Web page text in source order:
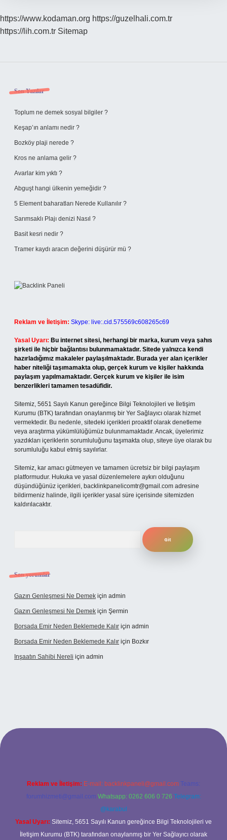
https://www.kodaman.org https://guzelhali.com.tr
https://lih.com.tr Sitemap
Sidebar
Son Yazılar
Toplum ne demek sosyal bilgiler ?
Keşap’ın anlamı nedir ?
Bozköy plaji nerede ?
Kros ne anlama gelir ?
Avarlar kim yıktı ?
Abguşt hangi ülkenin yemeğidir ?
5 Element baharatları Nerede Kullanılır ?
Sarımsaklı Plajı denizi Nasıl ?
Basit kesri nedir ?
Tramer kaydı aracın değerini düşürür mü ?
Reklam ve İletişim: Skype: live:.cid.575569c608265c69
Yasal Uyarı: Bu internet sitesi, herhangi bir marka, kurum veya şahıs
şirketi ile hiçbir bağlantısı bulunmamaktadır. Sitede yalnızca kendi
hazırladığımız makaleler paylaşılmaktadır. Burada yer alan içerikler
haber niteliği taşımamakta olup, gerçek kurum ve kişiler hakkında
paylaşım yapılmamaktadır. Gerçek kurum ve kişiler ile isim
benzerlikleri tamamen tesadüfidir.
Sitemiz, 5651 Sayılı Kanun gereğince Bilgi Teknolojileri ve İletişim
Kurumu (BTK) tarafından onaylanmış bir Yer Sağlayıcı olarak hizmet
vermektedir. Bu nedenle, sitedeki içerikleri proaktif olarak denetleme
veya araştırma yükümlülüğümüz bulunmamaktadır. Ancak, üyelerimiz
yazdıkları içeriklerin sorumluluğunu taşımakta olup, siteye üye olarak bu
sorumluluğu kabul etmiş sayılırlar.
Sitemiz, kar amacı gütmeyen ve tamamen ücretsiz bir bilgi paylaşım
platformudur. Hukuka ve yasal düzenlemelere aykırı olduğunu
düşündüğünüz içerikleri, backlinkpanelicomtr@gmail.com adresine
bildirmeniz halinde, ilgili içerikler yasal süre içerisinde sitemizden
kaldırılacaktır.
Son yorumlar
Gazın Genleşmesi Ne Demek için admin
Gazın Genleşmesi Ne Demek için Şermin
Borsada Emir Neden Beklemede Kalır için admin
Borsada Emir Neden Beklemede Kalır için Bozkır
Inşaatın Sahibi Nereli için admin
Reklam ve İletişim: E-mail: backlinkpaneli@gmail.com Teams:
forumhizmeti@gmail.com Whatsapp: 0262 606 0 726 Telegram:
@karabul
Yasal Uyarı: Sitemiz, 5651 Sayılı Kanun gereğince Bilgi Teknolojileri ve
İletişim Kurumu (BTK) tarafından onaylanmış bir Yer Sağlayıcı olarak